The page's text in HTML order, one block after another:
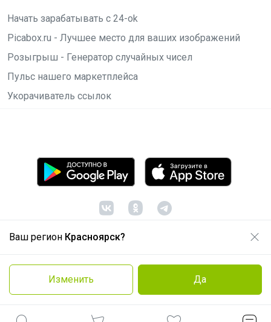
Ваш регион Красноярск?
Изменить Да
Начать зарабатывать с 24-ok
Picabox.ru - Лучшее место для ваших изображений
Розыгрыш - Генератор случайных чисел
Пульс нашего маркетплейса
Укорачиватель ссылок
© ООО "Лявита", ОГРН 1122468054070, 2012 -2026
Политика конфиденциальности
Cоглашение пользователя